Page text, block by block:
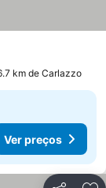
km de Carlazzo
Ver preços